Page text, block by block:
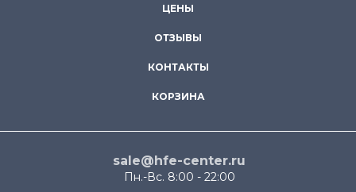
ЦЕНЫ
ОТЗЫВЫ
КОНТАКТЫ
КОРЗИНА
sale@hfe-center.ru
Пн.-Вс. 8:00 - 22:00